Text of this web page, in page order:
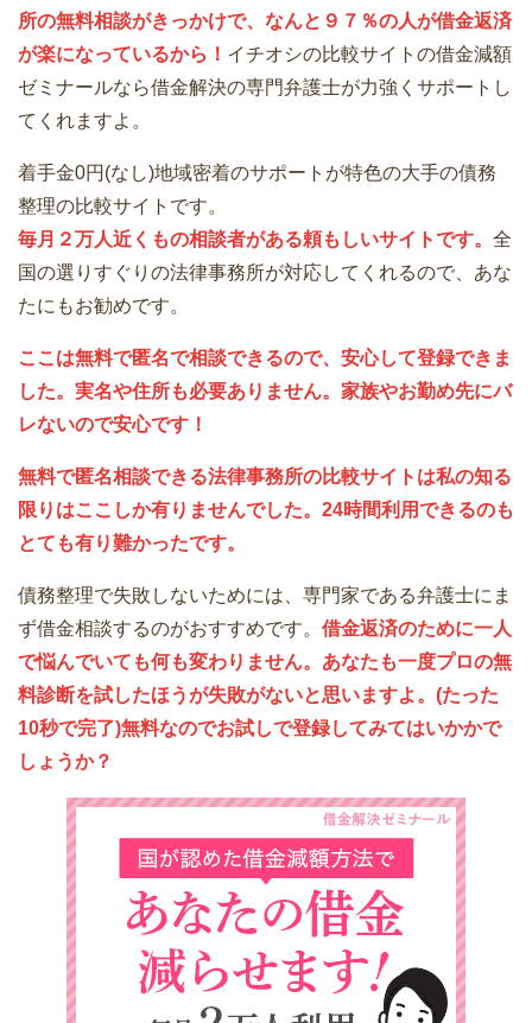
所の無料相談がきっかけで、なんと９７％の人が借金返済
が楽になっているから！ イチオシの比較サイトの借金減額
ゼミナールなら借金解決の専門弁護士が力強くサポートし
てくれますよ。
着手金0円(なし)地域密着のサポートが特色の大手の債務
整理の比較サイトです。
毎月２万人近くもの相談者がある頼もしいサイトです。 全
国の選りすぐりの法律事務所が対応してくれるので、あな
たにもお勧めです。
ここは無料で匿名で相談できるので、安心して登録できま
した。実名や住所も必要ありません。家族やお勤め先にバ
レないので安心です！
無料で匿名相談できる法律事務所の比較サイトは私の知る
限りはここしか有りませんでした。24時間利用できるのも
とても有り難かったです。
債務整理で失敗しないためには、専門家である弁護士にま
ず借金相談するのがおすすめです。 借金返済のために一人
で悩んでいても何も変わりません。あなたも一度プロの無
料診断を試したほうが失敗がないと思いますよ。(たった
10秒で完了)無料なのでお試しで登録してみてはいかかで
しょうか？